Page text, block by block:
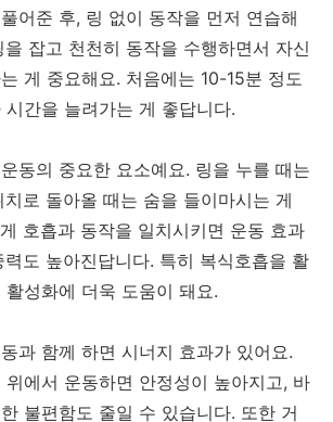
어준 후, 링 없이 동작을 먼저 연습해
잡고 천천히 동작을 수행하면서 자신
게 중요해요. 처음에는 10-15분 정도
간을 늘려가는 게 좋답니다.
동의 중요한 요소예요. 링을 누를 때는
로 돌아올 때는 숨을 들이마시는 게
호흡과 동작을 일치시키면 운동 효과
도 높아진답니다. 특히 복식호흡을 활
성화에 더욱 도움이 돼요.
과 함께 하면 시너지 효과가 있어요.
에서 운동하면 안정성이 높아지고, 바
불편함도 줄일 수 있습니다. 또한 거